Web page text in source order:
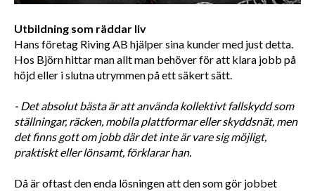
Utbildning som räddar liv
Hans företag Riving AB hjälper sina kunder med just detta.
Hos Björn hittar man allt man behöver för att klara jobb på
höjd eller i slutna utrymmen på ett säkert sätt.
- Det absolut bästa är att använda kollektivt fallskydd som
ställningar, räcken, mobila plattformar eller skyddsnät, men
det finns gott om jobb där det inte är vare sig möjligt,
praktiskt eller lönsamt, förklarar han.
Då är oftast den enda lösningen att den som gör jobbet